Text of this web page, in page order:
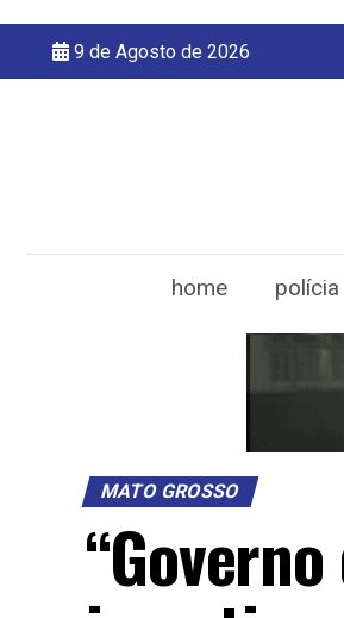
9 de Agosto de 2026
home polícia
MATO GROSSO